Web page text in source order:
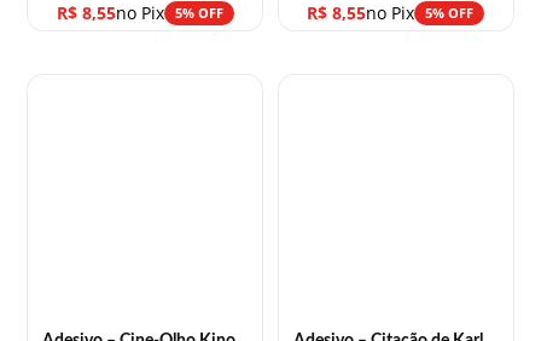
R$8,55no Pix 5% OFF R$ 8,55no Pix 5% OFF